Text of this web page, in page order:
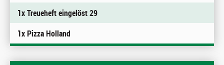
1x Treueheft eingelöst 29
1x Pizza Holland